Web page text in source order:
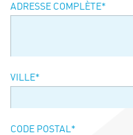
ADRESSE COMPLÈTE*
VILLE*
CODE POSTAL*